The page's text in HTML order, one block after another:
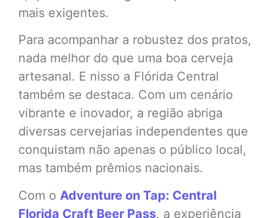
mais exigentes.
Para acompanhar a robustez dos pratos,
nada melhor do que uma boa cerveja
artesanal. E nisso a Flórida Central
também se destaca. Com um cenário
vibrante e inovador, a região abriga
diversas cervejarias independentes que
conquistam não apenas o público local,
mas também prêmios nacionais.
Com o Adventure on Tap: Central
Florida Craft Beer Pass, a experiência